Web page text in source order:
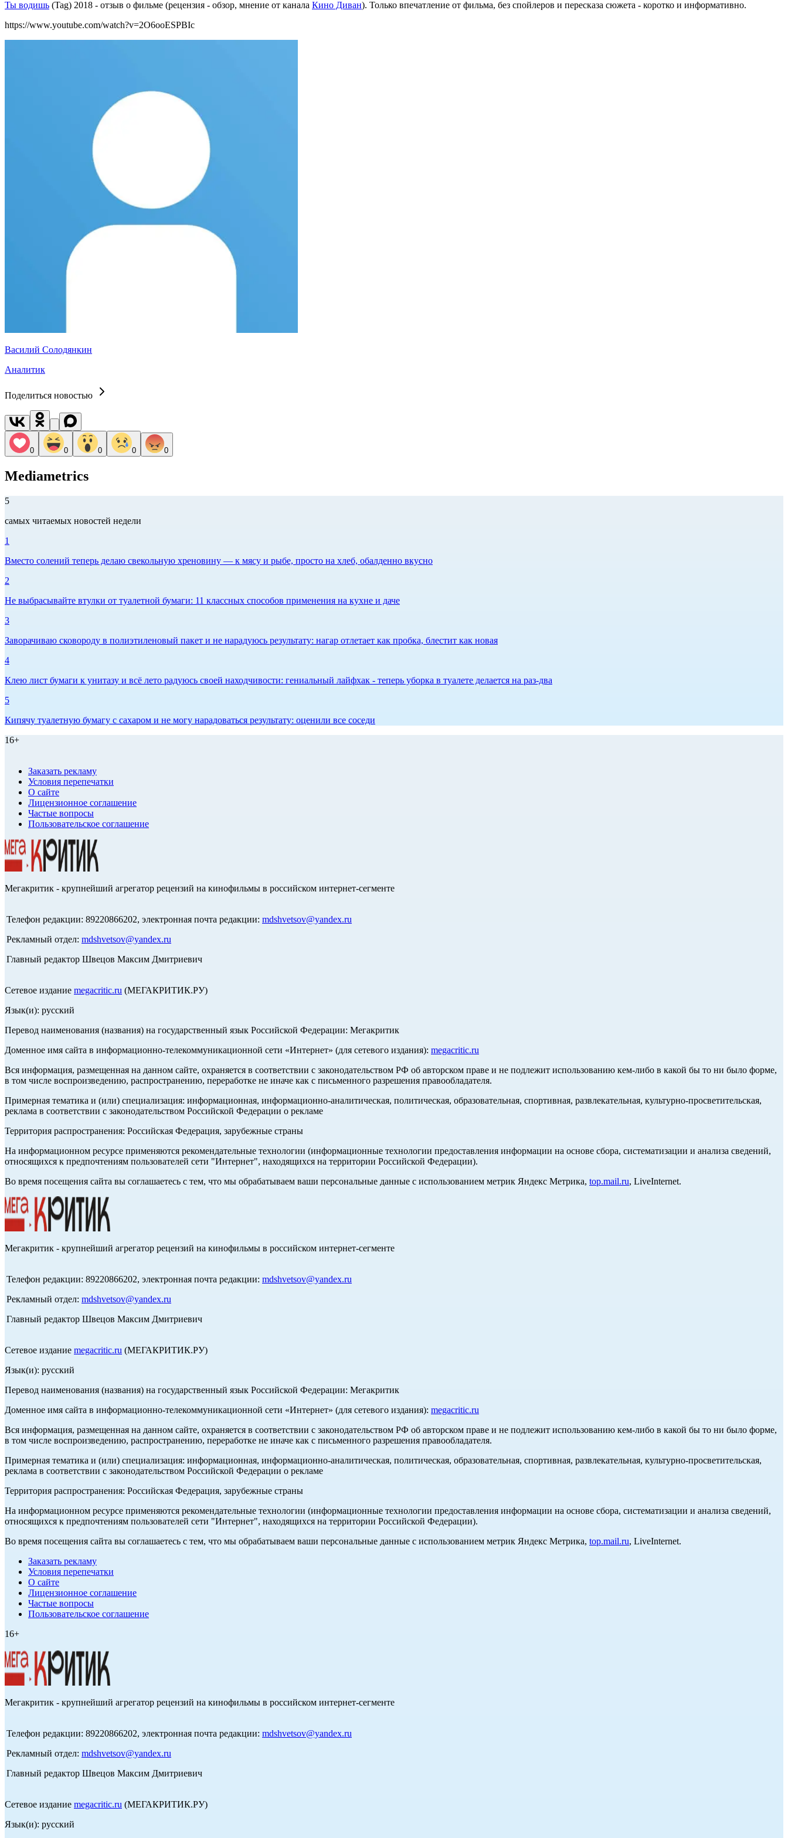
Ты водишь (Tag) 2018 - отзыв о фильме (рецензия - обзор, мнение от канала Кино Диван). Только впечатление от фильма, без спойлеров и пересказа сюжета - коротко и информативно.
https://www.youtube.com/watch?v=2O6ooESPBIc
Василий Солодянкин
Аналитик
Поделиться новостью
0 0 0 0 0
Mediametrics
5
самых читаемых новостей недели
1
Вместо солений теперь делаю свекольную хреновину — к мясу и рыбе, просто на хлеб, обалденно вкусно
2
Не выбрасывайте втулки от туалетной бумаги: 11 классных способов применения на кухне и даче
3
Заворачиваю сковороду в полиэтиленовый пакет и не нарадуюсь результату: нагар отлетает как пробка, блестит как новая
4
Клею лист бумаги к унитазу и всё лето радуюсь своей находчивости: гениальный лайфхак - теперь уборка в туалете делается на раз-два
5
Кипячу туалетную бумагу с сахаром и не могу нарадоваться результату: оценили все соседи
16+
Заказать рекламу
Условия перепечатки
О сайте
Лицензионное соглашение
Частые вопросы
Пользовательское соглашение
Мегакритик - крупнейший агрегатор рецензий на кинофильмы в российском интернет-сегменте
Телефон редакции: 89220866202, электронная почта редакции: mdshvetsov@yandex.ru
Рекламный отдел: mdshvetsov@yandex.ru
Главный редактор Швецов Максим Дмитриевич
Сетевое издание megacritic.ru (МЕГАКРИТИК.РУ)
Язык(и): русский
Перевод наименования (названия) на государственный язык Российской Федерации: Мегакритик
Доменное имя сайта в информационно-телекоммуникационной сети «Интернет» (для сетевого издания): megacritic.ru
Вся информация, размещенная на данном сайте, охраняется в соответствии с законодательством РФ об авторском праве и не подлежит использованию кем-либо в какой бы то ни было форме,
в том числе воспроизведению, распространению, переработке не иначе как с письменного разрешения правообладателя.
Примерная тематика и (или) специализация: информационная, информационно-аналитическая, политическая, образовательная, спортивная, развлекательная, культурно-просветительская,
реклама в соответствии с законодательством Российской Федерации о рекламе
Территория распространения: Российская Федерация, зарубежные страны
На информационном ресурсе применяются рекомендательные технологии (информационные технологии предоставления информации на основе сбора, систематизации и анализа сведений,
относящихся к предпочтениям пользователей сети "Интернет", находящихся на территории Российской Федерации).
Во время посещения сайта вы соглашаетесь с тем, что мы обрабатываем ваши персональные данные с использованием метрик Яндекс Метрика, top.mail.ru, LiveInternet.
Мегакритик - крупнейший агрегатор рецензий на кинофильмы в российском интернет-сегменте
Телефон редакции: 89220866202, электронная почта редакции: mdshvetsov@yandex.ru
Рекламный отдел: mdshvetsov@yandex.ru
Главный редактор Швецов Максим Дмитриевич
Сетевое издание megacritic.ru (МЕГАКРИТИК.РУ)
Язык(и): русский
Перевод наименования (названия) на государственный язык Российской Федерации: Мегакритик
Доменное имя сайта в информационно-телекоммуникационной сети «Интернет» (для сетевого издания): megacritic.ru
Вся информация, размещенная на данном сайте, охраняется в соответствии с законодательством РФ об авторском праве и не подлежит использованию кем-либо в какой бы то ни было форме,
в том числе воспроизведению, распространению, переработке не иначе как с письменного разрешения правообладателя.
Примерная тематика и (или) специализация: информационная, информационно-аналитическая, политическая, образовательная, спортивная, развлекательная, культурно-просветительская,
реклама в соответствии с законодательством Российской Федерации о рекламе
Территория распространения: Российская Федерация, зарубежные страны
На информационном ресурсе применяются рекомендательные технологии (информационные технологии предоставления информации на основе сбора, систематизации и анализа сведений,
относящихся к предпочтениям пользователей сети "Интернет", находящихся на территории Российской Федерации).
Во время посещения сайта вы соглашаетесь с тем, что мы обрабатываем ваши персональные данные с использованием метрик Яндекс Метрика, top.mail.ru, LiveInternet.
Заказать рекламу
Условия перепечатки
О сайте
Лицензионное соглашение
Частые вопросы
Пользовательское соглашение
16+
Мегакритик - крупнейший агрегатор рецензий на кинофильмы в российском интернет-сегменте
Телефон редакции: 89220866202, электронная почта редакции: mdshvetsov@yandex.ru
Рекламный отдел: mdshvetsov@yandex.ru
Главный редактор Швецов Максим Дмитриевич
Сетевое издание megacritic.ru (МЕГАКРИТИК.РУ)
Язык(и): русский